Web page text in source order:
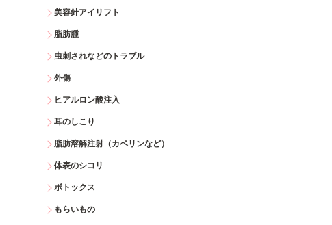
美容針アイリフト
脂肪腫
虫刺されなどのトラブル
外傷
ヒアルロン酸注入
耳のしこり
脂肪溶解注射（カベリンなど）
体表のシコリ
ボトックス
もらいもの